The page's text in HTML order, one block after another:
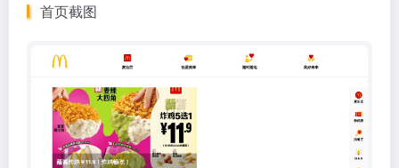
首页截图